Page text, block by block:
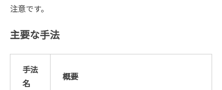
注意です。
主要な手法
手法
名
概要